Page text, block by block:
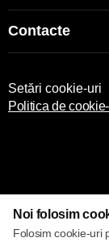
Contacte
Setări cookie-uri
Politica de
Noi folosim
Folosim cookie-uri